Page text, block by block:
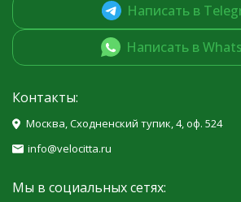
Написать в
Написать в
Контакты:
Москва, Сходненский тупик, 4, оф. 524
info@velocitta.ru
Мы в социальных сетях: